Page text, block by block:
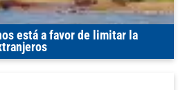
está a favor de limitar la